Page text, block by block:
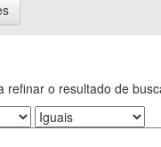
refinar o resultado de